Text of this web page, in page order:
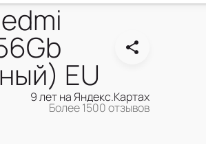
EU
9 лет на Яндекс.Картах
Более 1500 отзывов